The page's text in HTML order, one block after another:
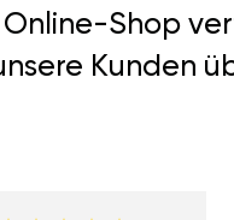
Online-Shop
Kunden